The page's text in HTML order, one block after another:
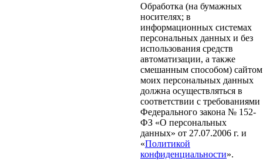
Обработка (на бумажных
носителях; в
информационных системах
персональных данных и без
использования средств
автоматизации, а также
смешанным способом) сайтом
моих персональных данных
должна осуществляться в
соответствии с требованиями
Федерального закона № 152-
ФЗ «О персональных
данных» от 27.07.2006 г. и
«Политикой
конфиденциальности».